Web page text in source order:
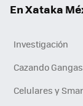
En Xataka
Investigación
Cazando
Celulares y